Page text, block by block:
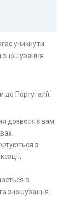
уникнути
зношування
Португалії:
дозволяє вам
з
в
зношування.